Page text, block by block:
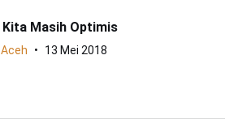
Kita Masih Optimis
13 Mei 2018